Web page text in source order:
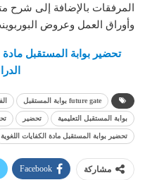
المرفقات بالإضافة إلى شرح
وأوراق العمل وعروض
future gate بوابة المستقبل
بوابة المستقبل التعليمية تحضير
تحضير بوابة المستقبل مادة الكفايات اللغوية
مشاركة Facebook